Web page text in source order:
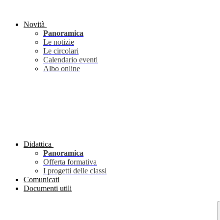
Novità
Panoramica
Le notizie
Le circolari
Calendario eventi
Albo online
Didattica
Panoramica
Offerta formativa
I progetti delle classi
Comunicati
Documenti utili